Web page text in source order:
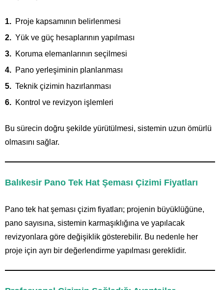
Proje kapsamının belirlenmesi
Yük ve güç hesaplarının yapılması
Koruma elemanlarının seçilmesi
Pano yerleşiminin planlanması
Teknik çizimin hazırlanması
Kontrol ve revizyon işlemleri
Bu sürecin doğru şekilde yürütülmesi, sistemin uzun ömürlü
olmasını sağlar.
Balıkesir Pano Tek Hat Şeması Çizimi Fiyatları
Pano tek hat şeması çizim fiyatları; projenin büyüklüğüne,
pano sayısına, sistemin karmaşıklığına ve yapılacak
revizyonlara göre değişiklik gösterebilir. Bu nedenle her
proje için ayrı bir değerlendirme yapılması gereklidir.